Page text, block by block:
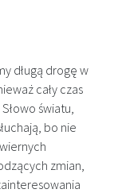
długą drogę w
cały czas
światu,
bo nie
zmian,